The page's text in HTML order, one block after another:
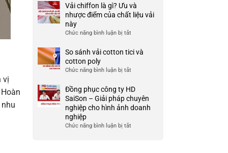
vị
nó
và
chất
cao
Mẫu
áo
thun
doanh
và
ty
Vải chiffon là gì? Ưu và
nhược điểm của chất liệu vải
này
Chức năng bình luận bị tắtở
chiffon
nhược
điểm
của
liệu
So sánh vải cotton tici và
cotton poly
Chức năng bình luận bị tắtở
sánh
vải
cotton
Đồng phục công ty HD
SaiSon – Giải pháp chuyên
nghiệp cho hình ảnh doanh
nghiệp
Chức năng bình luận bị tắtở